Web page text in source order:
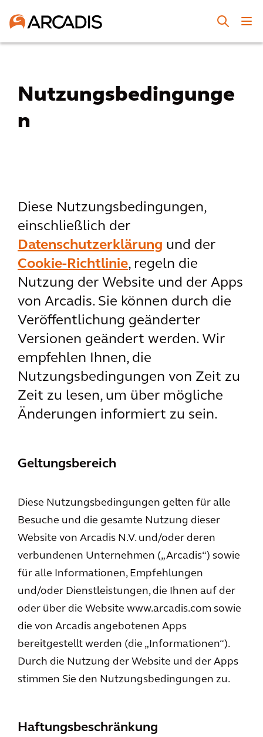
Nutzungsbedingunge
n
Diese Nutzungsbedingungen,
einschließlich der
Datenschutzerklärung und der
Cookie-Richtlinie, regeln die
Nutzung der Website und der Apps
von Arcadis. Sie können durch die
Veröffentlichung geänderter
Versionen geändert werden. Wir
empfehlen Ihnen, die
Nutzungsbedingungen von Zeit zu
Zeit zu lesen, um über mögliche
Änderungen informiert zu sein.
Geltungsbereich
Diese Nutzungsbedingungen gelten für alle
Besuche und die gesamte Nutzung dieser
Website von Arcadis N.V. und/oder deren
verbundenen Unternehmen („Arcadis“) sowie
für alle Informationen, Empfehlungen
und/oder Dienstleistungen, die Ihnen auf der
oder über die Website www.arcadis.com sowie
die von Arcadis angebotenen Apps
bereitgestellt werden (die „Informationen“).
Durch die Nutzung der Website und der Apps
stimmen Sie den Nutzungsbedingungen zu.
Haftungsbeschränkung